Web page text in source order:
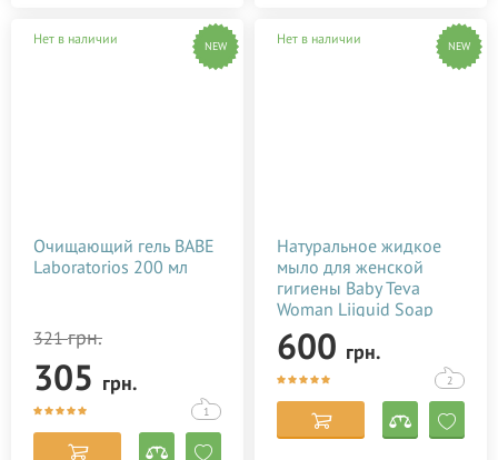
Нет в наличии NEW
Очищающий гель BABE
Laboratorios 200 мл
321грн.
305 грн.
1
Нет в наличии NEW
Натуральное жидкое
мыло для женской
гигиены Baby Teva
Woman Liiquid Soap
250 мл
600 грн.
2